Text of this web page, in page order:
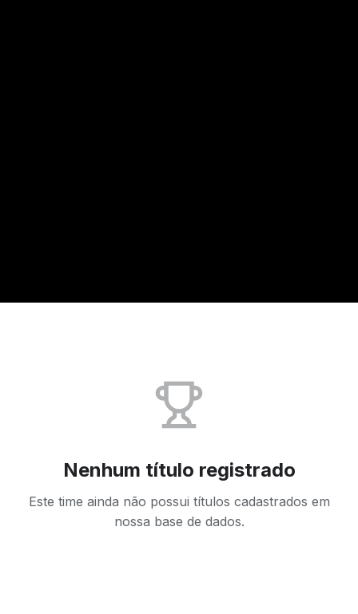
Nenhum título registrado
Este time ainda não possui títulos cadastrados em
nossa base de dados.